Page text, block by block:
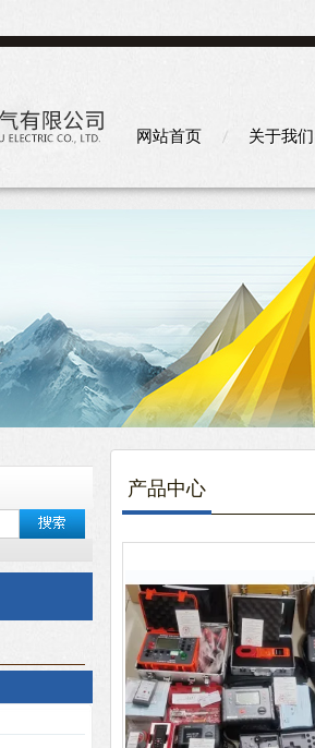
网站首页 关于我们
产品中心